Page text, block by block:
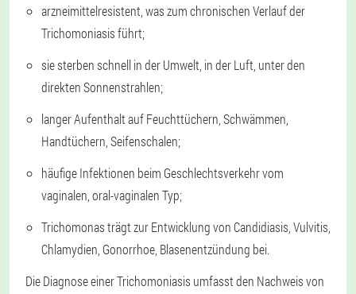
arzneimittelresistent, was zum chronischen Verlauf der
Trichomoniasis führt;
sie sterben schnell in der Umwelt, in der Luft, unter den
direkten Sonnenstrahlen;
langer Aufenthalt auf Feuchttüchern, Schwämmen,
Handtüchern, Seifenschalen;
häufige Infektionen beim Geschlechtsverkehr vom
vaginalen, oral-vaginalen Typ;
Trichomonas trägt zur Entwicklung von Candidiasis, Vulvitis,
Chlamydien, Gonorrhoe, Blasenentzündung bei.
Die Diagnose einer Trichomoniasis umfasst den Nachweis von